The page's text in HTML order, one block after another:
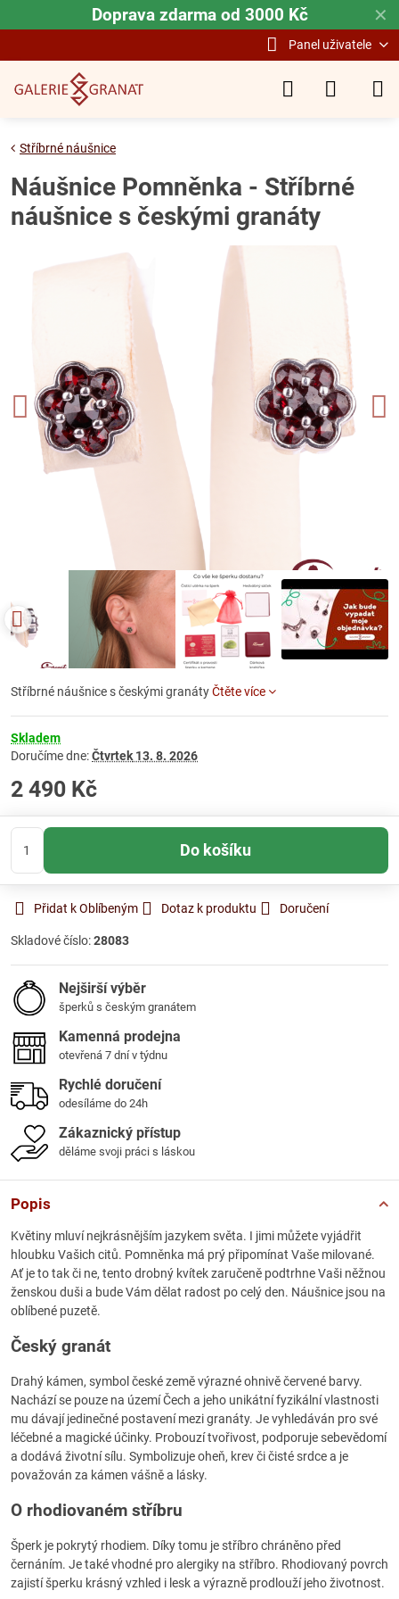
✕
Doprava zdarma od 3000 Kč
Panel uživatele
Stříbrné náušnice
Náušnice Pomněnka - Stříbrné
náušnice s českými granáty
Stříbrné náušnice s českými granátyČtěte více
Skladem
Doručíme dne:Čtvrtek 13. 8. 2026
2 490 Kč
Do košíku
Přidat k Oblíbeným Dotaz k produktu Doručení
Skladové číslo:28083
Nejširší výběr
šperků s českým granátem
Kamenná prodejna
otevřená 7 dní v týdnu
Rychlé doručení
odesíláme do 24h
Zákaznický přístup
děláme svoji práci s láskou
Popis
Květiny mluví nejkrásnějším jazykem světa. I jimi můžete vyjádřit
hloubku Vašich citů. Pomněnka má prý připomínat Vaše milované.
Ať je to tak či ne, tento drobný kvítek zaručeně podtrhne Vaši něžnou
ženskou duši a bude Vám dělat radost po celý den. Náušnice jsou na
oblíbené puzetě.
Český granát
Drahý kámen, symbol české země výrazné ohnivě červené barvy.
Nachází se pouze na území Čech a jeho unikátní fyzikální vlastnosti
mu dávají jedinečné postavení mezi granáty. Je vyhledáván pro své
léčebné a magické účinky. Probouzí tvořivost, podporuje sebevědomí
a dodává životní sílu. Symbolizuje oheň, krev či čisté srdce a je
považován za kámen vášně a lásky.
O rhodiovaném stříbru
Šperk je pokrytý rhodiem. Díky tomu je stříbro chráněno před
černáním. Je také vhodné pro alergiky na stříbro. Rhodiovaný povrch
zajistí šperku krásný vzhled i lesk a výrazně prodlouží jeho životnost.